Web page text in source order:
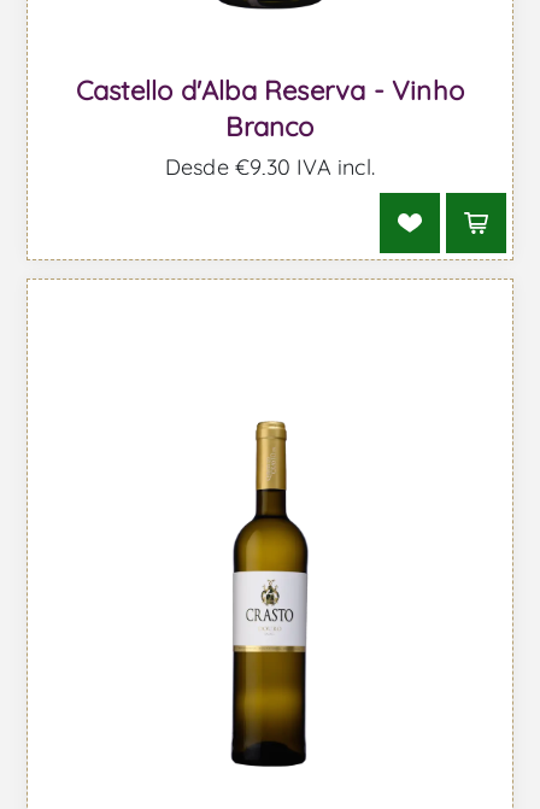
Castello d'Alba Reserva - Vinho
Branco
Desde €9,30 IVA incl.